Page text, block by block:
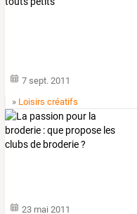
7 sept. 2011
» Loisirs créatifs
23 mai 2011